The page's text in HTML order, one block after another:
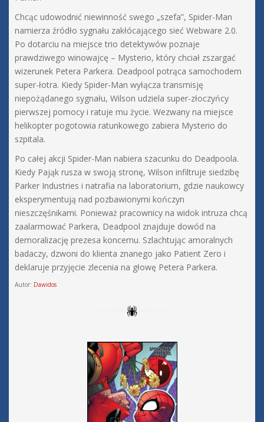
Chcąc udowodnić niewinność swego „szefa”, Spider-Man
namierza źródło sygnału zakłócającego sieć Webware 2.0.
Po dotarciu na miejsce trio detektywów poznaje
prawdziwego winowajcę – Mysterio, który chciał zszargać
wizerunek Petera Parkera. Deadpool potrąca samochodem
super-łotra. Kiedy Spider-Man wyłącza transmisję
niepożądanego sygnału, Wilson udziela super-złoczyńcy
pierwszej pomocy i ratuje mu życie. Wezwany na miejsce
helikopter pogotowia ratunkowego zabiera Mysterio do
szpitala.
Po całej akcji Spider-Man nabiera szacunku do Deadpoola.
Kiedy Pająk rusza w swoją stronę, Wilson infiltruje siedzibę
Parker Industries i natrafia na laboratorium, gdzie naukowcy
eksperymentują nad pozbawionymi kończyn
nieszczęśnikami. Ponieważ pracownicy na widok intruza chcą
zaalarmować Parkera, Deadpool znajduje dowód na
demoralizację prezesa koncernu. Szlachtując amoralnych
badaczy, dzwoni do klienta znanego jako Patient Zero i
deklaruje przyjęcie zlecenia na głowę Petera Parkera.
Autor: Dawidos